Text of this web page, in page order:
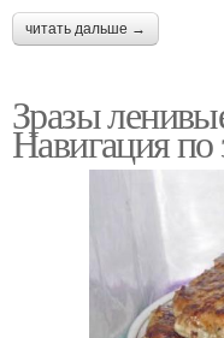
читать дальше →
Зразы
Навигация по